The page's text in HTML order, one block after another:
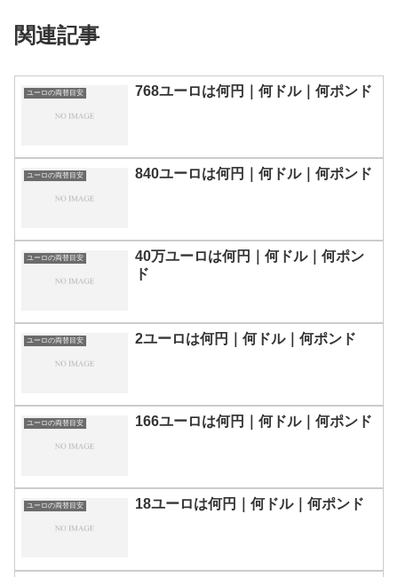
関連記事
ユーロの両替目安 768ユーロは何円｜何ドル｜何ポンド
ユーロの両替目安 840ユーロは何円｜何ドル｜何ポンド
ユーロの両替目安
40万ユーロは何円｜何ドル｜何ポン
ド
ユーロの両替目安 2ユーロは何円｜何ドル｜何ポンド
ユーロの両替目安 166ユーロは何円｜何ドル｜何ポンド
ユーロの両替目安 18ユーロは何円｜何ドル｜何ポンド